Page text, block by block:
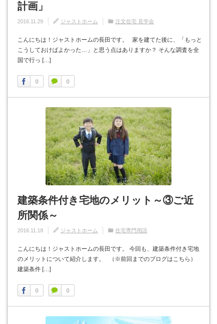
計画」
2016.11.29 ジャストホーム 注文住宅 見学会
こんにちは！ジャストホームの長田です。 家を建てた後に、「もっと
こうしておけばよかった…」と思う点はありますか？ そんな調査を全
国で行っ […]
0 0
建築条件付き宅地のメリット～③ご近
所関係～
2016.11.18 ジャストホーム 住宅専門用語
こんにちは！ジャストホームの長田です。 今回も、建築条件付き宅地
のメリットについて紹介します。 （※前回までのブログはこちら）
建築条件 […]
0 0